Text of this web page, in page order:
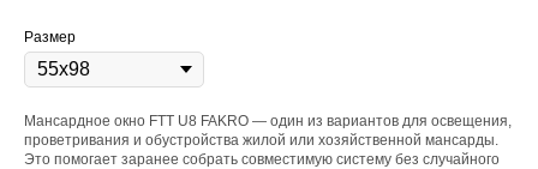
Размер
Мансардное окно FTT U8 FAKRO — один из вариантов для освещения,
проветривания и обустройства жилой или хозяйственной мансарды.
Это помогает заранее собрать совместимую систему без случайного